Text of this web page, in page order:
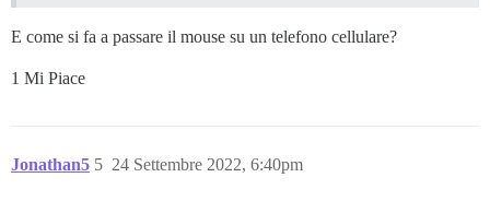
E come si fa a passare il mouse su un telefono cellulare?
1 Mi Piace
Jonathan5 24 Settembre 2022, 6:40pm
5